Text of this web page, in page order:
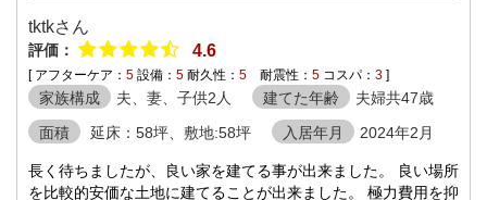
tktkさん
評価： 4.6
[ アフターケア： 5 設備： 5 耐久性： 5 耐震性： 5 コスパ： 3 ]
家族構成 夫、妻、子供2人 建てた年齢
夫婦共47歳
面積
延床：58坪、敷地:58坪 入居年月 2024年2月
長く待ちましたが、良い家を建てる事が出来ました。 良い場所
を比較的安価な土地に建てることが出来ました。 極力費用を抑